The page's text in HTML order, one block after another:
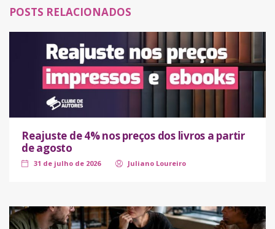
POSTS RELACIONADOS
Reajuste de 4% nos preços dos livros a partir
de agosto
31 de julho de 2026 Juliano Loureiro